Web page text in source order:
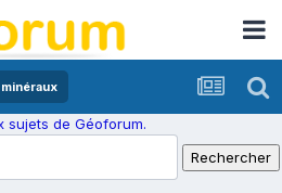
sujets de Géoforum.